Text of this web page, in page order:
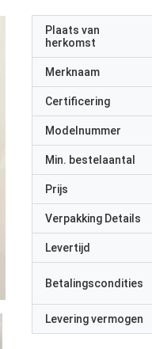
Plaats van
herkomst
Merknaam
Certificering
Modelnummer
Min. bestelaantal
Prijs
Verpakking Details
Levertijd
Betalingscondities
Levering vermogen